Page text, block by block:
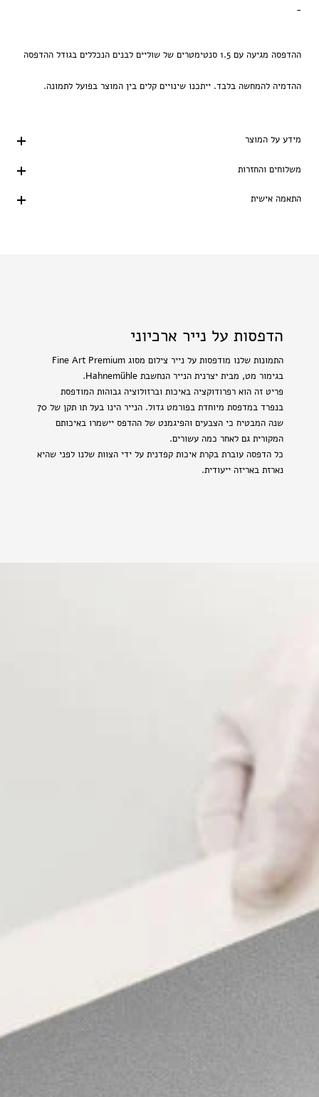
-
ההדפסה מגיעה עם 1.5 סנטימטרים של שוליים לבנים הנכללים בגודל ההדפסה
ההדמיה להמחשה בלבד. ייתכנו שינויים קלים בין המוצר בפועל לתמונה.
מידע על המוצר
משלוחים והחזרות
התאמה אישית
הדפסות על נייר ארכיוני
התמונות שלנו מודפסות על נייר צילום מסוג Fine Art Premium
בגימור מט, מבית יצרנית הנייר הנחשבת Hahnemühle.
פריט זה הוא רפרודוקציה באיכות וברזולוציה גבוהות המודפסת
בנפרד במדפסת מיוחדת בפורמט גדול. הנייר הינו בעל תו תקן של 70
שנה המבטיח כי הצבעים והפיגמנט של ההדפס יישמרו באיכותם
המקורית גם לאחר כמה עשורים.
כל הדפסה עוברת בקרת איכות קפדנית על ידי הצוות שלנו לפני שהיא
נארזת באריזה ייעודית.